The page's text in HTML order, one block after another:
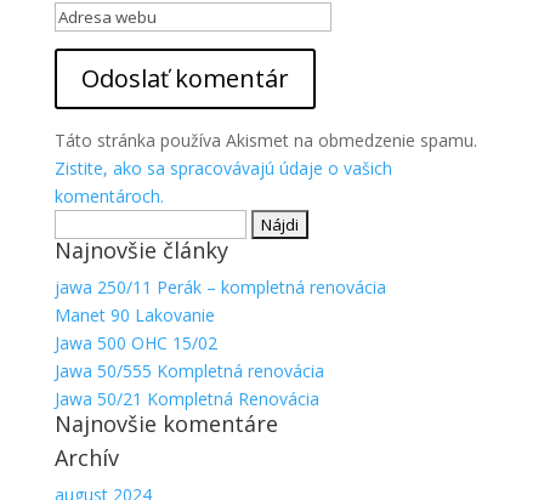
Táto stránka používa Akismet na obmedzenie spamu.
Zistite, ako sa spracovávajú údaje o vašich
komentároch.
Najnovšie články
jawa 250/11 Perák – kompletná renovácia
Manet 90 Lakovanie
Jawa 500 OHC 15/02
Jawa 50/555 Kompletná renovácia
Jawa 50/21 Kompletná Renovácia
Najnovšie komentáre
Archív
august 2024